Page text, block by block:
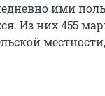
ими
Из них 455